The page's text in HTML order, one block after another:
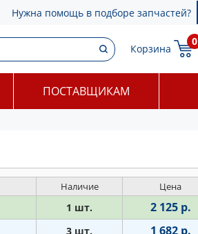
Нужна помощь в подборе запчастей?
Корзина
0
ПОСТАВЩИКАМ
Наличие Цена
1 шт. 2 125 р.
3 шт. 1 682 р.